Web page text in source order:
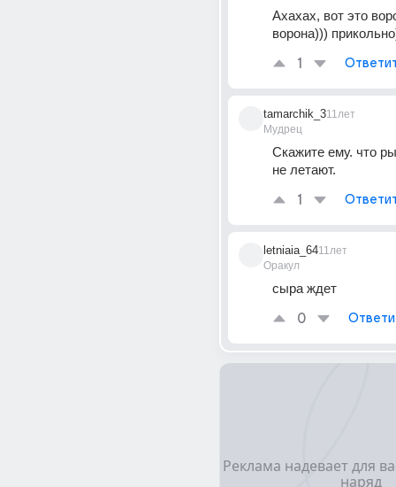
Ахахах, вот это
ворона)))
1
tamarchik_3
Мудрец
11лет
Скажите ему. что
не летают.
1
letniaia_64
Оракул
11лет
сыра ждет
0